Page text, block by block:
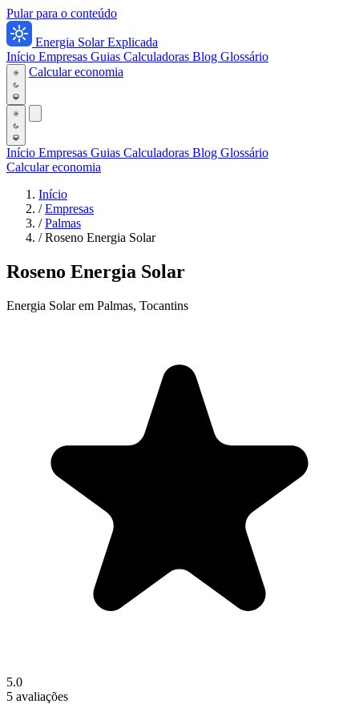
Pular para o conteúdo
Energia Solar Explicada
Início Empresas Guias Calculadoras Blog Glossário
Calcular economia
Início Empresas Guias Calculadoras Blog Glossário
Calcular economia
Início
/ Empresas
/ Palmas
/ Roseno Energia Solar
Roseno Energia Solar
Energia Solar em Palmas, Tocantins
5.0
5 avaliações